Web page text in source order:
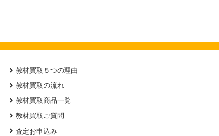
教材買取５つの理由
教材買取の流れ
教材買取商品一覧
教材買取ご質問
査定お申込み